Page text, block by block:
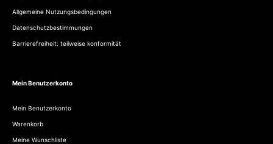
Allgemeine Nutzungsbedingungen
Datenschutzbestimmungen
Barrierefreiheit: teilweise konformität
Mein Benutzerkonto
Mein Benutzerkonto
Warenkorb
Meine Wunschliste